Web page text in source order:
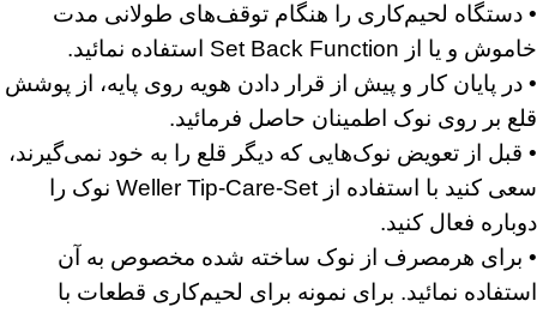
• دستگاه لحیم‌کاری را هنگام توقف‌های طولانی مدت
خاموش و یا از Set Back Function استفاده نمائید.
• در پایان کار و پیش از قرار دادن هویه روی پایه، از پوشش
قلع بر روی نوک اطمینان حاصل فرمائید.
• قبل از تعویض نوک‌هایی که دیگر قلع را به خود نمی‌گیرند،
سعی کنید با استفاده از Weller Tip-Care-Set نوک را
دوباره فعال کنید.
• برای هرمصرف از نوک ساخته شده مخصوص به آن
استفاده نمائید. برای نمونه برای لحیم‌کاری قطعات با